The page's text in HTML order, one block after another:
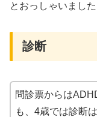
とおっしゃいました
診断
問診票からは
も、4歳では診断